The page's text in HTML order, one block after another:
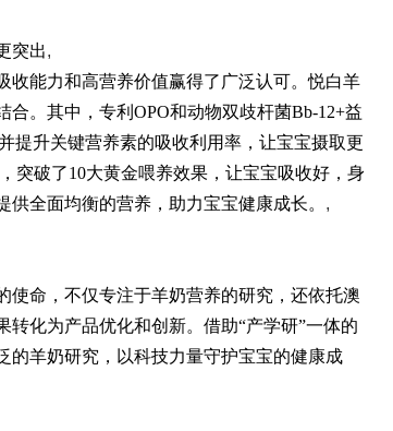
突出,
收能力和高营养价值赢得了广泛认可。悦白羊
。其中，专利OPO和动物双歧杆菌Bb-12+益
提升关键营养素的吸收利用率，让宝宝摄取更
突破了10大黄金喂养效果，让宝宝吸收好，身
全面均衡的营养，助力宝宝健康成长。 ,
使命，不仅专注于羊奶营养的研究，还依托澳
化为产品优化和创新。借助“产学研”一体的
的羊奶研究，以科技力量守护宝宝的健康成